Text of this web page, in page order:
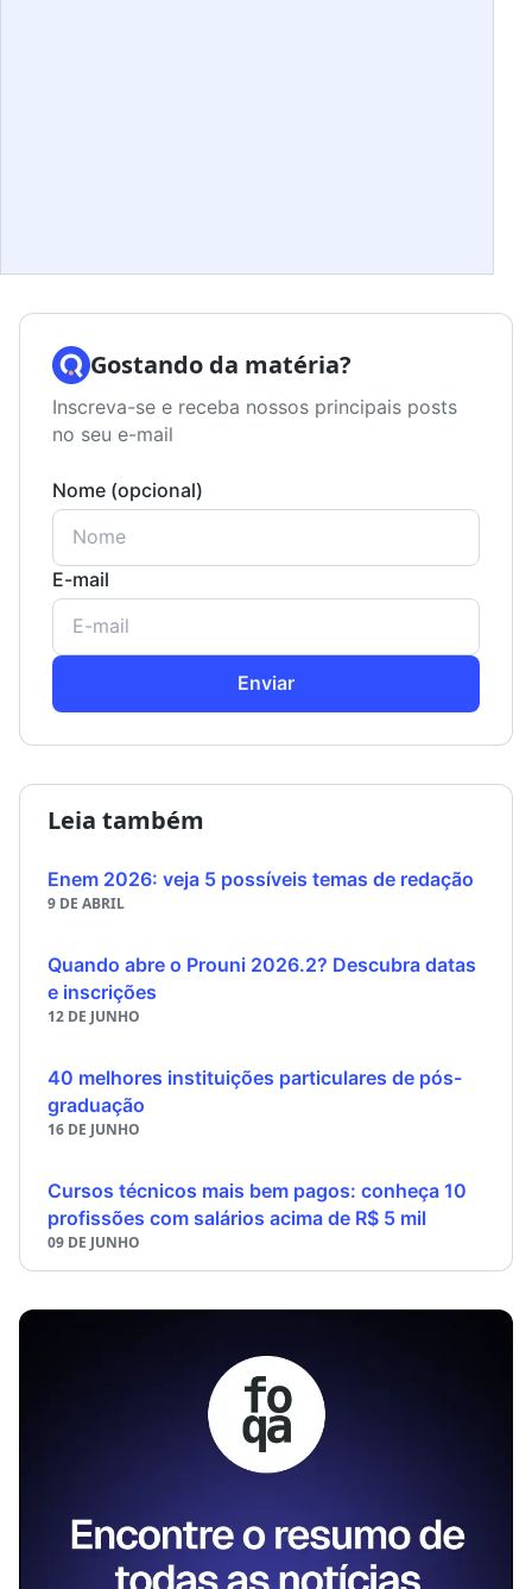
Gostando da matéria?
Inscreva-se e receba nossos principais posts
no seu e-mail
Nome (opcional)
E-mail
Enviar
Leia também
Enem 2026: veja 5 possíveis temas de redação
9 DE ABRIL
Quando abre o Prouni 2026.2? Descubra datas
e inscrições
12 DE JUNHO
40 melhores instituições particulares de pós-
graduação
16 DE JUNHO
Cursos técnicos mais bem pagos: conheça 10
profissões com salários acima de R$ 5 mil
09 DE JUNHO